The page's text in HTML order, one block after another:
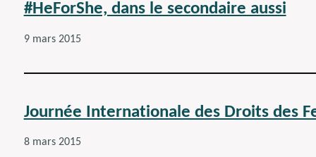
#HeForShe, dans le secondaire aussi
9 mars 2015
Journée Internationale des Droits des
8 mars 2015